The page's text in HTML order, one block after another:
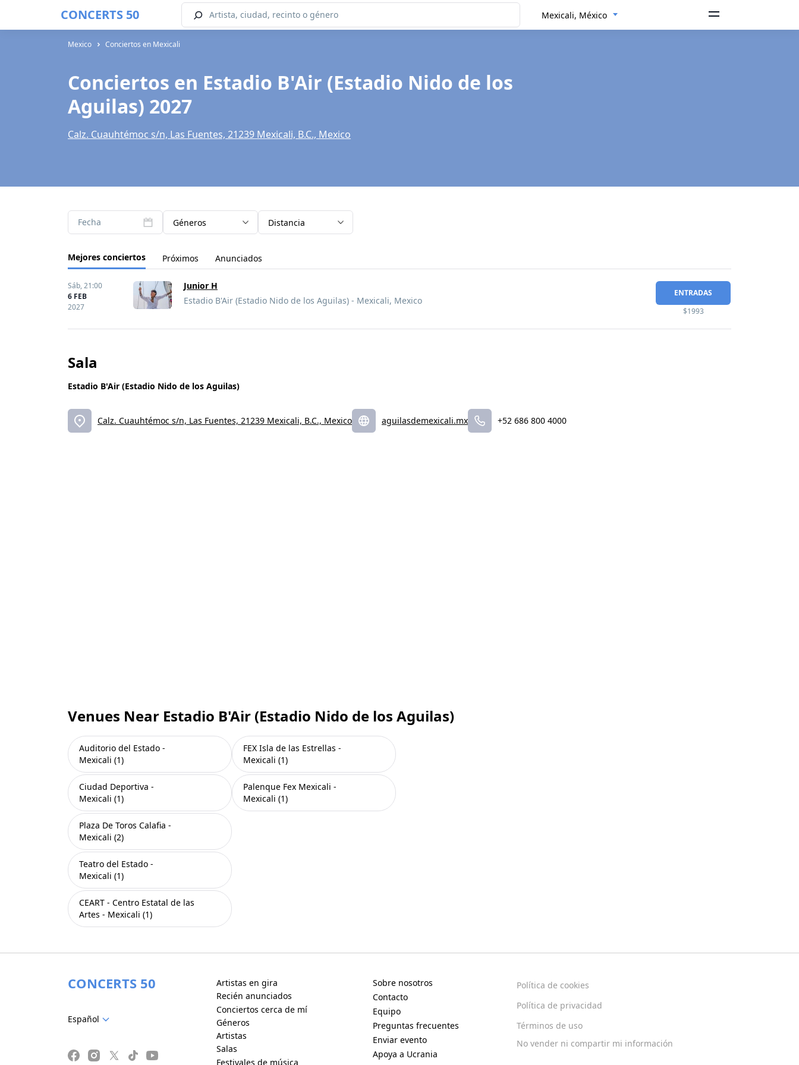
CONCERTS 50 Mexicali, México
Mexico Conciertos en Mexicali
Conciertos en Estadio B'Air (Estadio Nido de los
Aguilas) 2027
Calz. Cuauhtémoc s/n, Las Fuentes, 21239 Mexicali, B.C., Mexico
Fecha Géneros Distancia
Mejores conciertos Próximos Anunciados
Sáb,21:00
6 FEB
2027
Junior H
Estadio B'Air (Estadio Nido de los Aguilas) - Mexicali, Mexico
ENTRADAS
$1993
Sala
Estadio B'Air (Estadio Nido de los Aguilas)
Calz. Cuauhtémoc s/n, Las Fuentes, 21239 Mexicali, B.C., Mexico aguilasdemexicali.mx +52 686 800 4000
Venues Near Estadio B'Air (Estadio Nido de los Aguilas)
Auditorio del Estado -
Mexicali (1)
Ciudad Deportiva -
Mexicali (1)
Plaza De Toros Calafia -
Mexicali (2)
Teatro del Estado -
Mexicali (1)
CEART - Centro Estatal de las
Artes - Mexicali (1)
FEX Isla de las Estrellas -
Mexicali (1)
Palenque Fex Mexicali -
Mexicali (1)
CONCERTS 50
Español
Artistas en gira
Recién anunciados
Conciertos cerca de mí
Géneros
Artistas
Salas
Festivales de música
Sobre nosotros
Contacto
Equipo
Preguntas frecuentes
Enviar evento
Apoya a Ucrania
Política de cookies
Política de privacidad
Términos de uso
No vender ni compartir mi información